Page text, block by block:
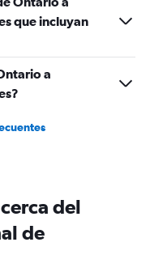
que incluyan
a
del
de